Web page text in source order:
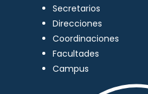
Secretarios
Direcciones
Coordinaciones
Facultades
Campus